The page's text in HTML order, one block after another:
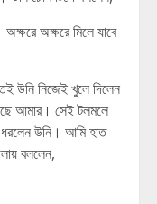
অক্ষরে মিলে যাবে
উনি নিজেই খুলে দিলেন
আমার। সেই টলমলে
ধরলেন উনি। আমি হাত
বললেন,